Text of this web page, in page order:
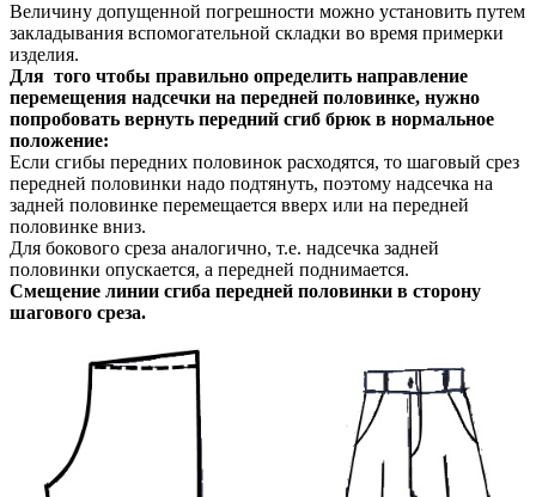
Величину допущенной погрешности можно установить путем
закладывания вспомогательной складки во время примерки
изделия.
Для того чтобы правильно определить направление
перемещения надсечки на передней половинке, нужно
попробовать вернуть передний сгиб брюк в нормальное
положение:
Если сгибы передних половинок расходятся, то шаговый срез
передней половинки надо подтянуть, поэтому надсечка на
задней половинке перемещается вверх или на передней
половинке вниз.
Для бокового среза аналогично, т.е. надсечка задней
половинки опускается, а передней поднимается.
Смещение линии сгиба передней половинки в сторону
шагового среза.